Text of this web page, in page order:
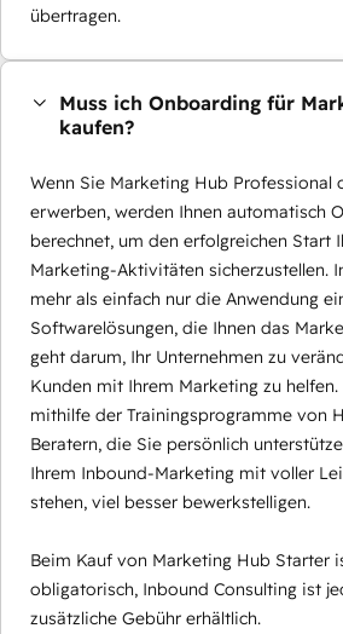
übertragen.
Muss ich Onboarding für
kaufen?
Wenn Sie Marketing Hub Professional
erwerben, werden Ihnen automatisch
berechnet, um den erfolgreichen Start
Marketing-Aktivitäten sicherzustellen.
mehr als einfach nur die Anwendung
Softwarelösungen, die Ihnen das
geht darum, Ihr Unternehmen zu
Kunden mit Ihrem Marketing zu helfen.
mithilfe der Trainingsprogramme von
Beratern, die Sie persönlich
Ihrem Inbound-Marketing mit voller
stehen, viel besser bewerkstelligen.
Beim Kauf von Marketing Hub Starter
obligatorisch, Inbound Consulting ist
zusätzliche Gebühr erhältlich.